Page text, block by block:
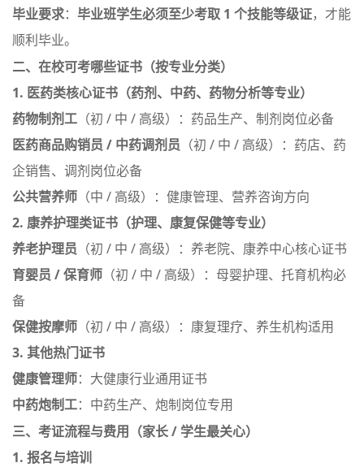
毕业要求： 毕业班学生必须至少考取 1 个技能等级证，才能
顺利毕业。
二、在校可考哪些证书（按专业分类）
1. 医药类核心证书（药剂、中药、药物分析等专业）
药物制剂工 （初 / 中 / 高级）：药品生产、制剂岗位必备
医药商品购销员 / 中药调剂员 （初 / 中 / 高级）：药店、药
企销售、调剂岗位必备
公共营养师 （中 / 高级）：健康管理、营养咨询方向
2. 康养护理类证书（护理、康复保健等专业）
养老护理员 （初 / 中 / 高级）：养老院、康养中心核心证书
育婴员 / 保育师 （初 / 中 / 高级）：母婴护理、托育机构必
备
保健按摩师 （初 / 中 / 高级）：康复理疗、养生机构适用
3. 其他热门证书
健康管理师：大健康行业通用证书
中药炮制工：中药生产、炮制岗位专用
三、考证流程与费用（家长 / 学生最关心）
1. 报名与培训